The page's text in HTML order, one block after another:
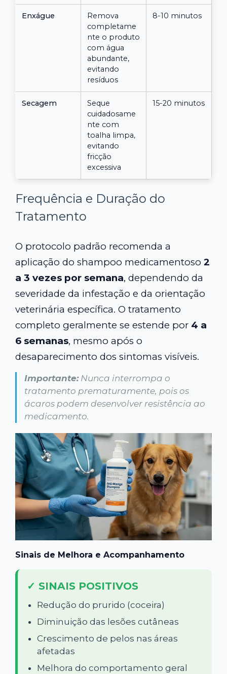
Enxágue
Remova
completame
nte o produto
com água
abundante,
evitando
resíduos
8-10 minutos
Secagem
Seque
cuidadosame
nte com
toalha limpa,
evitando
fricção
excessiva
15-20 minutos
Frequência e Duração do
Tratamento
O protocolo padrão recomenda a
aplicação do shampoo medicamentoso 2
a 3 vezes por semana, dependendo da
severidade da infestação e da orientação
veterinária específica. O tratamento
completo geralmente se estende por 4 a
6 semanas, mesmo após o
desaparecimento dos sintomas visíveis.
Importante:Nunca interrompa o
tratamento prematuramente, pois os
ácaros podem desenvolver resistência ao
medicamento.
Sinais de Melhora e Acompanhamento
✓ SINAIS POSITIVOS
Redução do prurido (coceira)
Diminuição das lesões cutâneas
Crescimento de pelos nas áreas
afetadas
Melhora do comportamento geral